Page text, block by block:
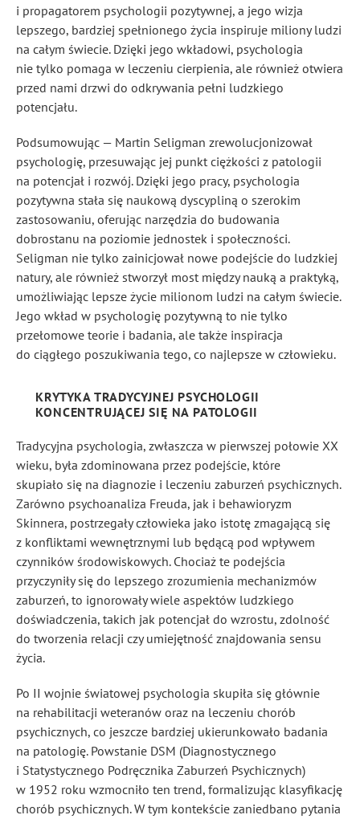
i propagatorem psychologii pozytywnej, a jego wizja
lepszego, bardziej spełnionego życia inspiruje miliony ludzi
na całym świecie. Dzięki jego wkładowi, psychologia
nie tylko pomaga w leczeniu cierpienia, ale również otwiera
przed nami drzwi do odkrywania pełni ludzkiego
potencjału.
Podsumowując — Martin Seligman zrewolucjonizował
psychologię, przesuwając jej punkt ciężkości z patologii
na potencjał i rozwój. Dzięki jego pracy, psychologia
pozytywna stała się naukową dyscypliną o szerokim
zastosowaniu, oferując narzędzia do budowania
dobrostanu na poziomie jednostek i społeczności.
Seligman nie tylko zainicjował nowe podejście do ludzkiej
natury, ale również stworzył most między nauką a praktyką,
umożliwiając lepsze życie milionom ludzi na całym świecie.
Jego wkład w psychologię pozytywną to nie tylko
przełomowe teorie i badania, ale także inspiracja
do ciągłego poszukiwania tego, co najlepsze w człowieku.
KRYTYKA TRADYCYJNEJ PSYCHOLOGII
KONCENTRUJĄCEJ SIĘ NA PATOLOGII
Tradycyjna psychologia, zwłaszcza w pierwszej połowie XX
wieku, była zdominowana przez podejście, które
skupiało się na diagnozie i leczeniu zaburzeń psychicznych.
Zarówno psychoanaliza Freuda, jak i behawioryzm
Skinnera, postrzegały człowieka jako istotę zmagającą się
z konfliktami wewnętrznymi lub będącą pod wpływem
czynników środowiskowych. Chociaż te podejścia
przyczyniły się do lepszego zrozumienia mechanizmów
zaburzeń, to ignorowały wiele aspektów ludzkiego
doświadczenia, takich jak potencjał do wzrostu, zdolność
do tworzenia relacji czy umiejętność znajdowania sensu
życia.
Po II wojnie światowej psychologia skupiła się głównie
na rehabilitacji weteranów oraz na leczeniu chorób
psychicznych, co jeszcze bardziej ukierunkowało badania
na patologię. Powstanie DSM (Diagnostycznego
i Statystycznego Podręcznika Zaburzeń Psychicznych)
w 1952 roku wzmocniło ten trend, formalizując klasyfikację
chorób psychicznych. W tym kontekście zaniedbano pytania